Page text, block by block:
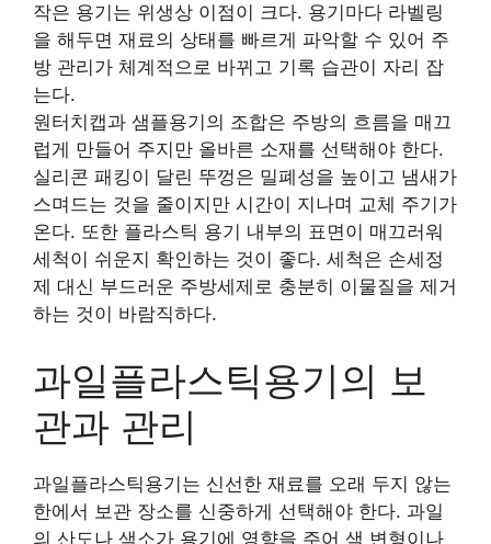
작은 용기는 위생상 이점이 크다. 용기마다 라벨링
을 해두면 재료의 상태를 빠르게 파악할 수 있어 주
방 관리가 체계적으로 바뀌고 기록 습관이 자리 잡
는다.
원터치캡과 샘플용기의 조합은 주방의 흐름을 매끄
럽게 만들어 주지만 올바른 소재를 선택해야 한다.
실리콘 패킹이 달린 뚜껑은 밀폐성을 높이고 냄새가
스며드는 것을 줄이지만 시간이 지나며 교체 주기가
온다. 또한 플라스틱 용기 내부의 표면이 매끄러워
세척이 쉬운지 확인하는 것이 좋다. 세척은 손세정
제 대신 부드러운 주방세제로 충분히 이물질을 제거
하는 것이 바람직하다.
과일플라스틱용기의 보
관과 관리
과일플라스틱용기는 신선한 재료를 오래 두지 않는
한에서 보관 장소를 신중하게 선택해야 한다. 과일
의 산도나 색소가 용기에 영향을 주어 색 변형이나